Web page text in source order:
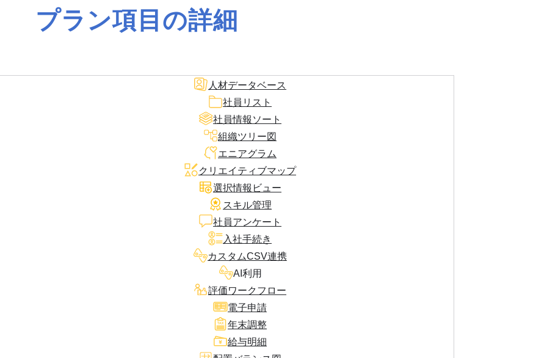
プラン項目の詳細
人材データベース
社員リスト
社員情報ソート
組織ツリー図
エニアグラム
クリエイティブマップ
選択情報ビュー
スキル管理
社員アンケート
入社手続き
カスタムCSV連携
AI利用
評価ワークフロー
電子申請
年末調整
給与明細